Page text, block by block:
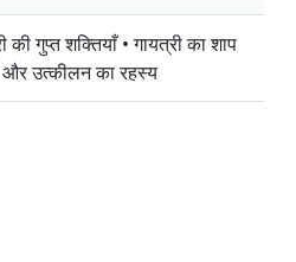
की गुप्त शक्तियाँ • गायत्री का शाप
और उत्कीलन का रहस्य